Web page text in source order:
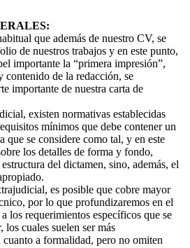
que además de nuestro CV, se
de nuestros trabajos y en este punto,
importante la “primera impresión”,
contenido de la redacción, se
importante de nuestra carta de
existen normativas establecidas
mínimos que debe contener un
que se considere como tal, y en este
los detalles de forma y fondo,
del dictamen, sino, además, el
es posible que cobre mayor
por lo que profundizaremos en el
los requerimientos específicos que se
los cuales suelen ser más
cuanto a formalidad, pero no omiten